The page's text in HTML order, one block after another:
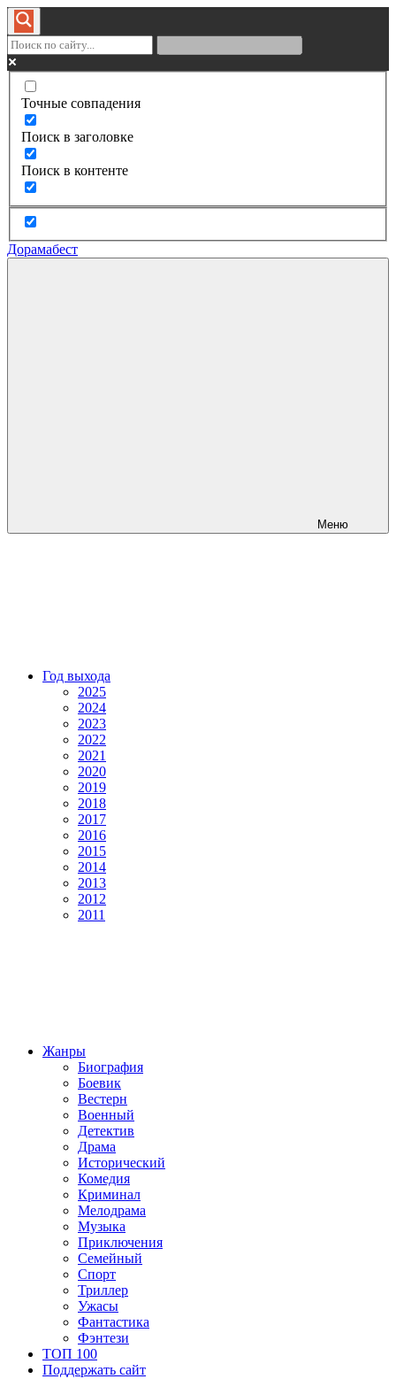
Точные совпадения
Поиск в заголовке
Поиск в контенте
Дорамабест
Меню
Год выхода
2025
2024
2023
2022
2021
2020
2019
2018
2017
2016
2015
2014
2013
2012
2011
Жанры
Биография
Боевик
Вестерн
Военный
Детектив
Драма
Исторический
Комедия
Криминал
Мелодрама
Музыка
Приключения
Семейный
Спорт
Триллер
Ужасы
Фантастика
Фэнтези
ТОП 100
Поддержать сайт